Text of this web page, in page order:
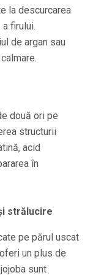
la descurcarea
firului.
de argan sau
două ori pe
structurii
acid
în
strălucire
pe părul uscat
un plus de
sunt